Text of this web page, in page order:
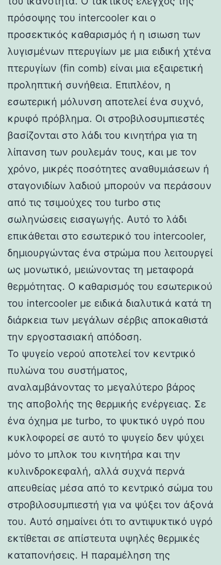
πρόσοψης του intercooler και ο
προσεκτικός καθαρισμός ή η ισιωση των
λυγισμένων πτερυγίων με μια ειδική χτένα
πτερυγίων (fin comb) είναι μια εξαιρετική
προληπτική συνήθεια. Επιπλέον, η
εσωτερική μόλυνση αποτελεί ένα συχνό,
κρυφό πρόβλημα. Οι στροβιλοσυμπιεστές
βασίζονται στο λάδι του κινητήρα για τη
λίπανση των ρουλεμάν τους, και με τον
χρόνο, μικρές ποσότητες αναθυμιάσεων ή
σταγονιδίων λαδιού μπορούν να περάσουν
από τις τσιμούχες του turbo στις
σωληνώσεις εισαγωγής. Αυτό το λάδι
επικάθεται στο εσωτερικό του intercooler,
δημιουργώντας ένα στρώμα που λειτουργεί
ως μονωτικό, μειώνοντας τη μεταφορά
θερμότητας. Ο καθαρισμός του εσωτερικού
του intercooler με ειδικά διαλυτικά κατά τη
διάρκεια των μεγάλων σέρβις αποκαθιστά
την εργοστασιακή απόδοση.
Το ψυγείο νερού αποτελεί τον κεντρικό
πυλώνα του συστήματος,
αναλαμβάνοντας το μεγαλύτερο βάρος
της αποβολής της θερμικής ενέργειας. Σε
ένα όχημα με turbo, το ψυκτικό υγρό που
κυκλοφορεί σε αυτό το ψυγείο δεν ψύχει
μόνο το μπλοκ του κινητήρα και την
κυλινδροκεφαλή, αλλά συχνά περνά
απευθείας μέσα από το κεντρικό σώμα του
στροβιλοσυμπιεστή για να ψύξει τον άξονά
του. Αυτό σημαίνει ότι το αντιψυκτικό υγρό
εκτίθεται σε απίστευτα υψηλές θερμικές
καταπονήσεις. Η παραμέληση της